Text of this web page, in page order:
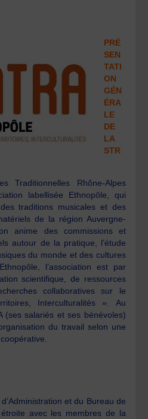
PRÉ
SEN
TATI
ON
GÉN
ÉRA
LE
DE
LA
STR
Traditionnelles Rhône-Alpes
labellisée Ethnopôle, qui
traditions musicales et des
de la région Auvergne-
anime des commissions et
autour de la pratique, l’étude
du monde et des cultures
l’association est par
scientifique, de ressources
collaboratives sur le
Interculturalités ». Au
(ses salariés et ses bénévoles)
du travail selon une
et du Bureau de
étroite avec les membres de la